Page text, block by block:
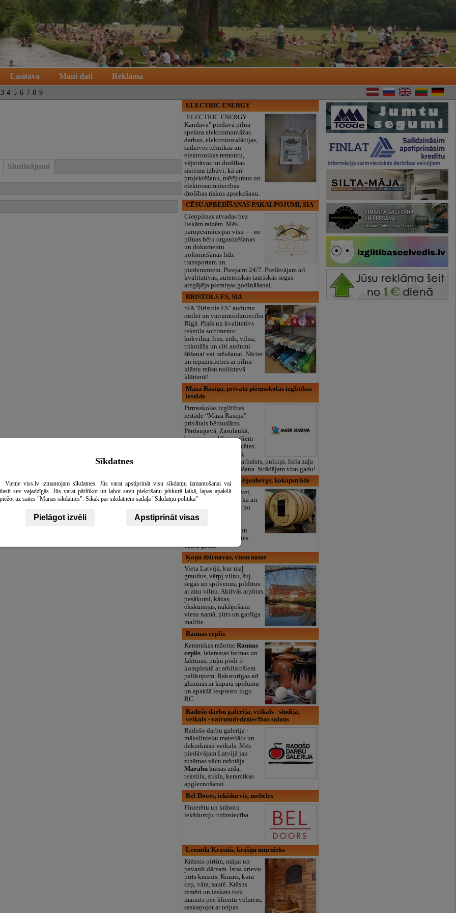
Lasītava Mani dati Reklāma
3 4 5 6 7 8 9
Sludinājumi
ELECTRIC ENERGY
"ELECTRIC ENERGY
Kandava" piedāvā pilna
spektra elektromontāžas
darbus, elektroinstalācijas,
sadzīves tehnikas un
elektronikas remontu,
vājstrāvas un drošības
sistēmu izbūvi, kā arī
projektēšanu, mērījumus un
elektrosaimniecības
drošības riskus apsekošanu.
CĒSU APBEDĪŠANAS PAKALPOJUMI, SIA
Cieņpilnas atvadas bez
liekām raizēm. Mēs
parūpēsimies par visu — no
pilnas bēru organizēšanas
un dokumentu
noformēšanas līdz
transportam un
piederumiem. Pieejami 24/7. Piedāvājam arī
kvalitatīvas, autentiskas tautiskās segas
aizgājēja piemiņas godināšanai.
BRISTOLS ES, SIA
SIA "Bristols ES" audumu
outlet un vairumtirdzniecība
Rīgā. Plašs un kvalitatīvs
tekstila sortiments:
kokvilna, lins, zīds, vilna,
trikotāža un citi audumi
šūšanai vai ražošanai. Nāciet
un iepazīstieties ar pilnu
klāstu mūsu noliktavā
klātienē!
Maza Rasiņa, privātā pirmsskolas izglītības
iestāde
Pirmsskolas izglītības
iestāde “Maza Rasiņa” –
privātais bērnudārzs
Pārdaugavā, Zasulaukā,
bērniem no 10 mēnešiem
līdz 6 gadiem. Licencētas
programmas (LV/RU),
logopēds, speciālais atbalsts, pulciņi, liela zaļa
teritorija un 3x ēdināšana. Strādājam visu gadu!
Amatnieks Dainis Lēgenbergs, kokapstrāde
Piederumi Jūsu virtuvei,
mājai, pirtij, dārzam, kā arī
visam pārējam, sākot no
koka lāpstiņām un
karotītēm, beidzot ar
pārvietojamu saunu un
mucu, kurā var sildīties
cauru gadu.
Ķoņu dzirnavas, viesu nams
Vieta Latvijā, kur maļ
graudus, vērpj vilnu, šuj
segas un spilvenus, pildītus
ar aitu vilnu. Aktīvās atpūtas
pasākumi, kāzas,
ekskursijas, nakšņošana
viesu namā, pirts un garšīga
maltīte.
Raunas ceplis
Keramikas ražotneRaunas
ceplis . ieierastas formas un
faktūras, puķu podi ir
komplektā ar atbilstošiem
paliktņiem. Raksturīgas arī
glazūras ar kapara spīdumu
un apakšā iespiesto logo
RC.
Radošo darbu galerija, veikals - studija,
veikals - vairumtirdzniecības salons
Radošo darbu galerija -
mākslinieku materiālu un
dekorkrāsu veikals. Mēs
piedāvājam Latvijā jau
zināmas vācu ražotāja
Marabu krāsas zīda,
tekstila, stikla, keramikas
apgleznošanai.
Bel-Doors, iekšdurvis, mēbeles
Finierētu un krāsotu
iekšdurvju tirdzniecība
Leonīda Krāsnis, krāšņu mūrnieks
Krāsnis pirtīm, mājai un
pavardi dārzam. Īstas krievu
pirts krāsnis. Krāsns, kura
cep, vāra, sautē. Krāsns
izmēri un izskats tiek
mainīts pēc klientu vēlmēm,
saskaņojot ar telpas
Sīkdatnes
Vietne viss.lv izmantojam sīkdatnes. Jūs varat apstiprināt visu sīkdatņu izmantošanai vai
sev vajadzīgās. Jūs varat pārlūkot un labot savu piekrišanu jebkurā laikā, lapas apakšā
uz saites "Manas sīkdatnes". Sīkāk par sīkdatnēm sadaļā "Sīkdatņu politika"
Pielāgot izvēli Apstiprināt visas